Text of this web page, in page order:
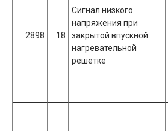
2898 18
Сигнал низкого
напряжения при
закрытой впускной
нагревательной
решетке